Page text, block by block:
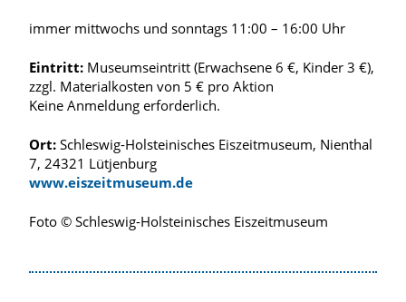
immer mittwochs und sonntags 11:00 – 16:00 Uhr
Eintritt: Museumseintritt (Erwachsene 6 €, Kinder 3 €),
zzgl. Materialkosten von 5 € pro Aktion
Keine Anmeldung erforderlich.
Ort: Schleswig-Holsteinisches Eiszeitmuseum, Nienthal
7, 24321 Lütjenburg
www.eiszeitmuseum.de
Foto © Schleswig-Holsteinisches Eiszeitmuseum